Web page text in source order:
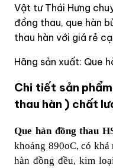
Vật tư Thái Hưng
đồng thau, que hàn
thau hàn với giá rẻ
Hãng sản xuất: Que
Chi tiết sản
thau hàn ) chất
Que hàn đồng thau
khoảng 890oC, có
hàn đồng đều, kim